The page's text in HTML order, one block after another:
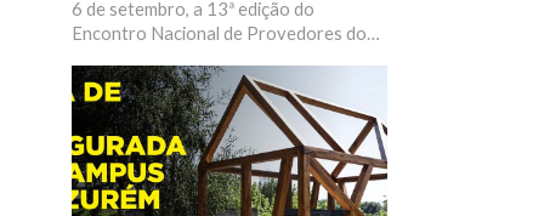
6 de setembro, a 13ª edição do
Encontro Nacional de Provedores do
refletir e avaliar o trabalho realizado
pelas Provedorias do Estudante em
Portugal, criadas há 15 anos e contou
com o Alto Patrocínio da Presidência da
República, estando integrado no
programa comemorativo do 50º